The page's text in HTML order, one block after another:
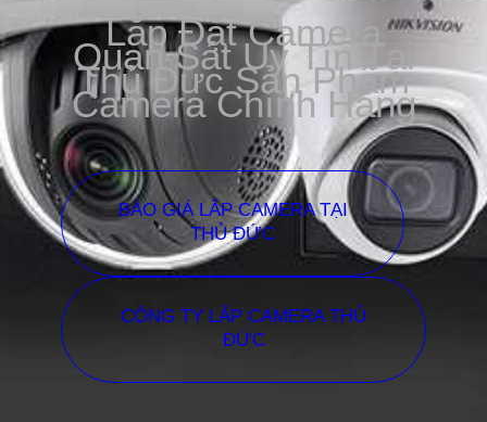
Lắp Đặt Camera
Quan Sát Uy Tín Tại
Thủ Đức Sản Phẩm
Camera Chính Hãng
BÁO GIÁ LẮP CAMERA TẠI
THỦ ĐỨC
CÔNG TY LẮP CAMERA THỦ
ĐỨC